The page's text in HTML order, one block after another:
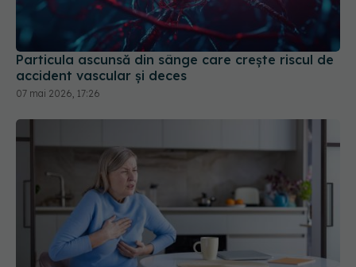
Particula ascunsă din sânge care crește riscul de
accident vascular și deces
07 mai 2026, 17:26